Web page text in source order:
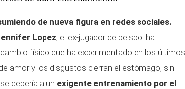
de nueva figura en redes sociales.
Lopez, el ex-jugador de beisbol ha
físico que ha experimentado en los últimos
amor y los disgustos cierran el estómago, sin
debería a un exigente entrenamiento por el